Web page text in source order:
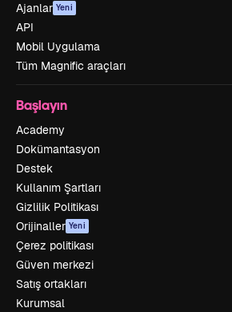
Ajanlar Yeni
API
Mobil Uygulama
Tüm Magnific araçları
Başlayın
Academy
Dokümantasyon
Destek
Kullanım Şartları
Gizlilik Politikası
Orijinaller Yeni
Çerez politikası
Güven merkezi
Satış ortakları
Kurumsal